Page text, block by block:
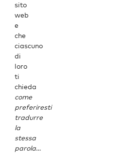
sito
web
e
che
ciascuno
di
loro
ti
chieda
come
preferiresti
tradurre
la
stessa
parola…